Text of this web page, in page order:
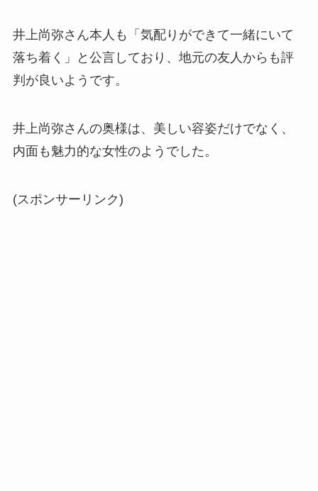
井上尚弥さん本人も「気配りができて一緒にいて
落ち着く」と公言しており、地元の友人からも評
判が良いようです。
井上尚弥さんの奥様は、美しい容姿だけでなく、
内面も魅力的な女性のようでした。
(スポンサーリンク)